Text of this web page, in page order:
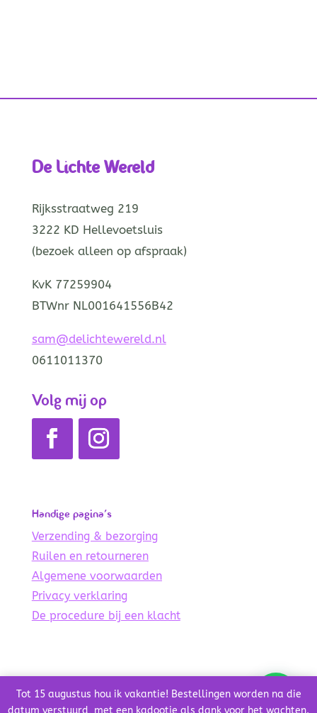
Tot 15 augustus hou ik vakantie! Bestellingen worden na die
datum verstuurd, met een kadootje als dank voor het wachten.
De Lichte Wereld
Rijksstraatweg 219
3222 KD Hellevoetsluis
(bezoek alleen op afspraak)
KvK 77259904
BTWnr NL001641556B42
sam@delichtewereld.nl
0611011370
Volg mij op
Handige pagina’s
Verzending & bezorging
Ruilen en retourneren
Algemene voorwaarden
Privacy verklaring
De procedure bij een klacht
Credits